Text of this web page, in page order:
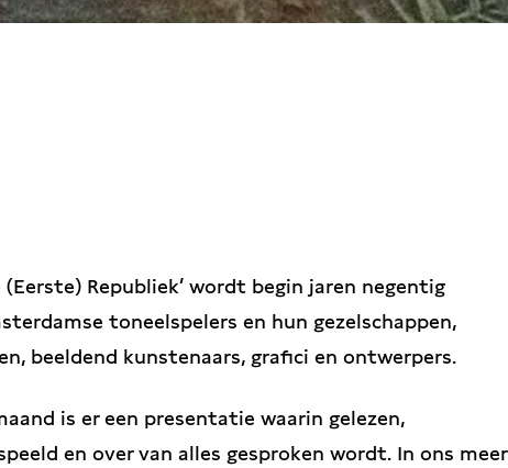
/ 20:30 / SALON
Republiek’ wordt begin jaren negentig
toneelspelers en hun gezelschappen,
beeldend kunstenaars, grafici en ontwerpers.
is er een presentatie waarin gelezen,
en over van alles gesproken wordt. In ons meer